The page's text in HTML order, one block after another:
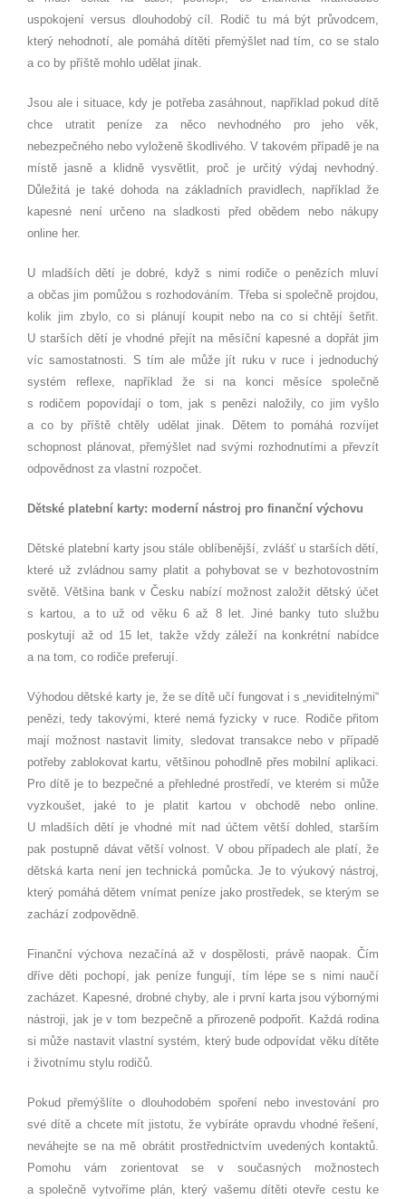
uspokojení versus dlouhodobý cíl. Rodič tu má být průvodcem,
který nehodnotí, ale pomáhá dítěti přemýšlet nad tím, co se stalo
a co by příště mohlo udělat jinak.
Jsou ale i situace, kdy je potřeba zasáhnout, například pokud dítě
chce utratit peníze za něco nevhodného pro jeho věk,
nebezpečného nebo vyloženě škodlivého. V takovém případě je na
místě jasně a klidně vysvětlit, proč je určitý výdaj nevhodný.
Důležitá je také dohoda na základních pravidlech, například že
kapesné není určeno na sladkosti před obědem nebo nákupy
online her.
U mladších dětí je dobré, když s nimi rodiče o penězích mluví
a občas jim pomůžou s rozhodováním. Třeba si společně projdou,
kolik jim zbylo, co si plánují koupit nebo na co si chtějí šetřit.
U starších dětí je vhodné přejít na měsíční kapesné a dopřát jim
víc samostatnosti. S tím ale může jít ruku v ruce i jednoduchý
systém reflexe, například že si na konci měsíce společně
s rodičem popovídají o tom, jak s penězi naložily, co jim vyšlo
a co by příště chtěly udělat jinak. Dětem to pomáhá rozvíjet
schopnost plánovat, přemýšlet nad svými rozhodnutími a převzít
odpovědnost za vlastní rozpočet.
Dětské platební karty: moderní nástroj pro finanční výchovu
Dětské platební karty jsou stále oblíbenější, zvlášť u starších dětí,
které už zvládnou samy platit a pohybovat se v bezhotovostním
světě. Většina bank v Česku nabízí možnost založit dětský účet
s kartou, a to už od věku 6 až 8 let. Jiné banky tuto službu
poskytují až od 15 let, takže vždy záleží na konkrétní nabídce
a na tom, co rodiče preferují.
Výhodou dětské karty je, že se dítě učí fungovat i s „neviditelnými“
penězi, tedy takovými, které nemá fyzicky v ruce. Rodiče přitom
mají možnost nastavit limity, sledovat transakce nebo v případě
potřeby zablokovat kartu, většinou pohodlně přes mobilní aplikaci.
Pro dítě je to bezpečné a přehledné prostředí, ve kterém si může
vyzkoušet, jaké to je platit kartou v obchodě nebo online.
U mladších dětí je vhodné mít nad účtem větší dohled, starším
pak postupně dávat větší volnost. V obou případech ale platí, že
dětská karta není jen technická pomůcka. Je to výukový nástroj,
který pomáhá dětem vnímat peníze jako prostředek, se kterým se
zachází zodpovědně.
Finanční výchova nezačíná až v dospělosti, právě naopak. Čím
dříve děti pochopí, jak peníze fungují, tím lépe se s nimi naučí
zacházet. Kapesné, drobné chyby, ale i první karta jsou výbornými
nástroji, jak je v tom bezpečně a přirozeně podpořit. Každá rodina
si může nastavit vlastní systém, který bude odpovídat věku dítěte
i životnímu stylu rodičů.
Pokud přemýšlíte o dlouhodobém spoření nebo investování pro
své dítě a chcete mít jistotu, že vybíráte opravdu vhodné řešení,
neváhejte se na mě obrátit prostřednictvím uvedených kontaktů.
Pomohu vám zorientovat se v současných možnostech
a společně vytvoříme plán, který vašemu dítěti otevře cestu ke